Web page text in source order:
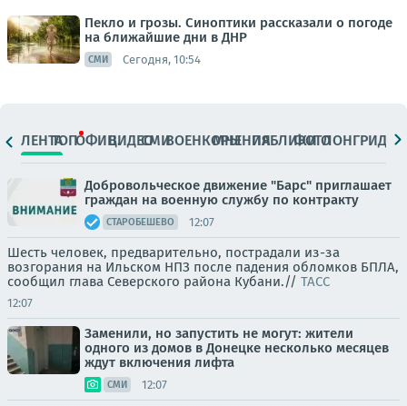
Пекло и грозы. Синоптики рассказали о погоде
на ближайшие дни в ДНР
СМИ Сегодня, 10:54
ЛЕНТАТОПОФИЦ.ВИДЕОСМИВОЕНКОРЫМНЕНИЯПАБЛИКИ
ФОТОЛОНГРИДЫ
Добровольческое движение "Барс" приглашает
граждан на военную службу по контракту
СТАРОБЕШЕВО 12:07
Шесть человек, предварительно, пострадали из-за
возгорания на Ильском НПЗ после падения обломков БПЛА,
сообщил глава Северского района Кубани.// ТАСС
12:07
Заменили, но запустить не могут: жители
одного из домов в Донецке несколько месяцев
ждут включения лифта
СМИ 12:07